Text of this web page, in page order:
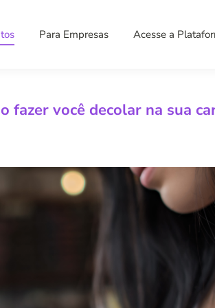
Para Empresas Acesse a
fazer você decolar na sua